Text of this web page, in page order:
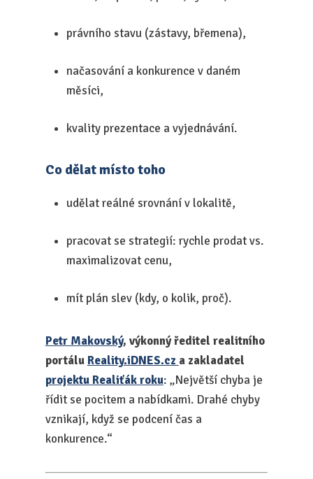
právního stavu (zástavy, břemena),
načasování a konkurence v daném
měsíci,
kvality prezentace a vyjednávání.
Co dělat místo toho
udělat reálné srovnání v lokalitě,
pracovat se strategií: rychle prodat vs.
maximalizovat cenu,
mít plán slev (kdy, o kolik, proč).
Petr Makovský, výkonný ředitel realitního
portálu Reality.iDNES.cz a zakladatel
projektu Realiťák roku: „Největší chyba je
řídit se pocitem a nabídkami. Drahé chyby
vznikají, když se podcení čas a
konkurence.“